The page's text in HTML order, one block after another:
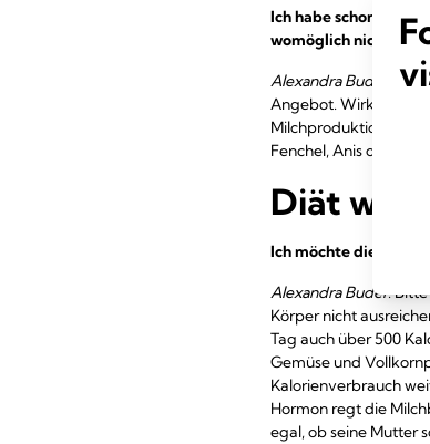
Ich habe schon oft
womöglich nicht satt?
Alexandra Buder
: Im
Angebot. Wirkt das
Milchproduktion.
Fenchel, Anis oder
Diät
Ich möchte die
Alexandra Buder:
Körper nicht
Tag auch über 500
Gemüse und
Kalorienverbrauch
Hormon regt die
egal, ob seine Mutter